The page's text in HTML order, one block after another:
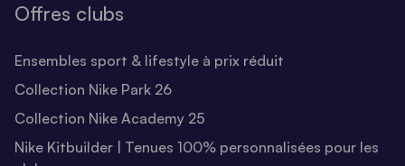
Offres clubs
Ensembles sport & lifestyle à prix réduit
Collection Nike Park 26
Collection Nike Academy 25
Nike Kitbuilder | Tenues 100% personnalisées pour les